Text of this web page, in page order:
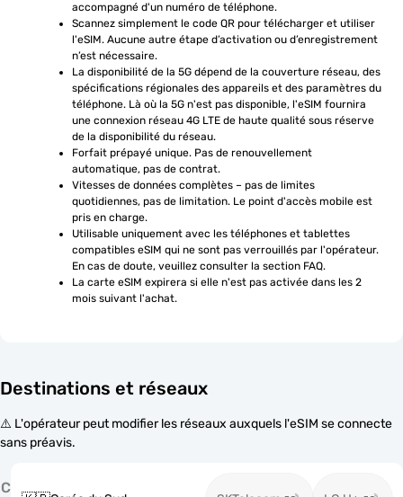
accompagné d'un numéro de téléphone.
Scannez simplement le code QR pour télécharger et utiliser
l'eSIM. Aucune autre étape d’activation ou d’enregistrement
n’est nécessaire.
La disponibilité de la 5G dépend de la couverture réseau, des
spécifications régionales des appareils et des paramètres du
téléphone. Là où la 5G n'est pas disponible, l'eSIM fournira
une connexion réseau 4G LTE de haute qualité sous réserve
de la disponibilité du réseau.
Forfait prépayé unique. Pas de renouvellement
automatique, pas de contrat.
Vitesses de données complètes – pas de limites
quotidiennes, pas de limitation. Le point d'accès mobile est
pris en charge.
Utilisable uniquement avec les téléphones et tablettes
compatibles eSIM qui ne sont pas verrouillés par l'opérateur.
En cas de doute, veuillez consulter la section FAQ.
La carte eSIM expirera si elle n'est pas activée dans les 2
mois suivant l'achat.
Destinations et réseaux
⚠️ L'opérateur peut modifier les réseaux auxquels l'eSIM se connecte
sans préavis.
C